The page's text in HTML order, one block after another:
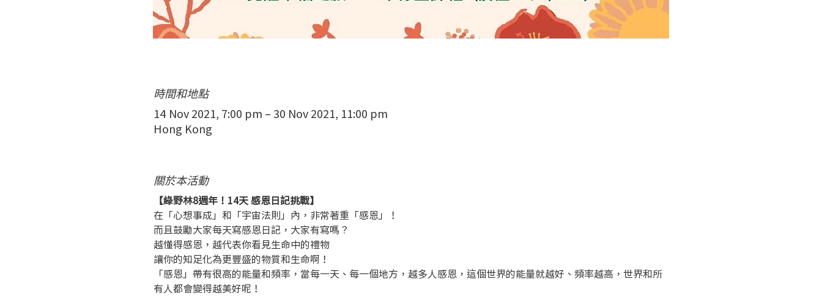
時間和地點
14 Nov 2021, 7:00 pm – 30 Nov 2021, 11:00 pm
Hong Kong
關於本活動
【綠野林8週年！14天 感恩日記挑戰】
在「心想事成」和「宇宙法則」內，非常著重「感恩」！
而且鼓勵大家每天寫感恩日記，大家有寫嗎？
越懂得感恩，越代表你看見生命中的禮物
讓你的知足化為更豐盛的物質和生命啊！
「感恩」帶有很高的能量和頻率，當每一天、每一個地方，越多人感恩，這個世界的能量就越好、頻率越高，世界和所
有人都會變得越美好呢！